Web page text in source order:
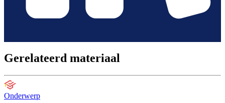
Gerelateerd materiaal
Onderwerp